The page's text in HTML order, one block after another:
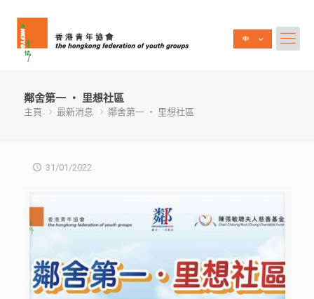
鄰舍第一 ‧ 里想社區
主頁 最新消息 鄰舍第一 ‧ 里想社區
31/01/2022